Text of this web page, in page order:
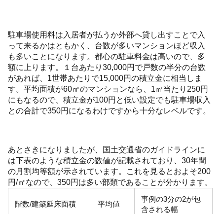
駐車場使用料は入居者が払うか外部へ貸し出すことで入
って来るかはともかく、台数が多いマンションほど収入
も多いことになります。都心の駐車料金は高いので、多
額に上ります。１台あたり30,000円で戸数の半分の台数
があれば、1世帯あたりで15,000円の積立金に相当しま
す。平均面積が60㎡のマンションなら、1㎡当たり250円
にもなるので、積立金が100円と低い設定でも駐車場収入
との合計で350円になるわけですから十分なレベルです。
あとさきになりましたが、国土交通省のガイドラインに
は下表のような積立金の数値が記載されており、30年間
の月割均等額が示されています。これを見るとおよそ200
円/㎡なので、350円は多い部類であることが分かります。
階数/建築延床面積 平均値
事例の3分の2が包
含される幅